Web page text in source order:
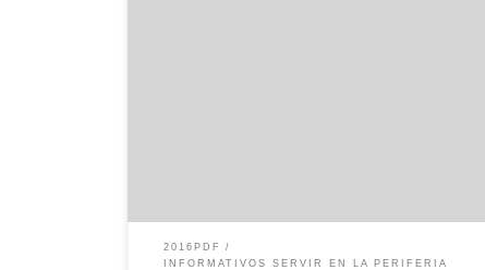
2016PDF
INFORMATIVOS SERVIR EN LA PERIFERIA